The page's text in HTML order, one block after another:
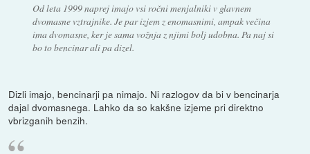
Od leta 1999 naprej imajo vsi ročni menjalniki v glavnem
dvomasne vztrajnike. Je par izjem z enomasnimi, ampak večina
ima dvomasne, ker je sama vožnja z njimi bolj udobna. Pa naj si
bo to bencinar ali pa dizel.
Dizli imajo, bencinarji pa nimajo. Ni razlogov da bi v bencinarja
dajal dvomasnega. Lahko da so kakšne izjeme pri direktno
vbrizganih benzih.